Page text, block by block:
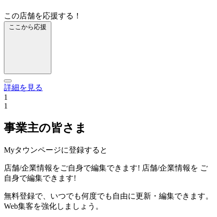
この店舗を応援する！
ここから応援
詳細を見る
1
1
事業主の皆さま
Myタウンページに登録すると
店舗/企業情報をご自身で編集できます! 店舗/企業情報を ご
自身で編集できます!
無料登録で、いつでも何度でも自由に更新・編集できます。
Web集客を強化しましょう。